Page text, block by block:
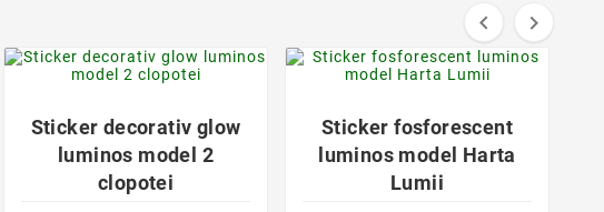
 
Sticker decorativ glow
luminos model 2
clopotei
Sticker fosforescent
luminos model Harta
Lumii